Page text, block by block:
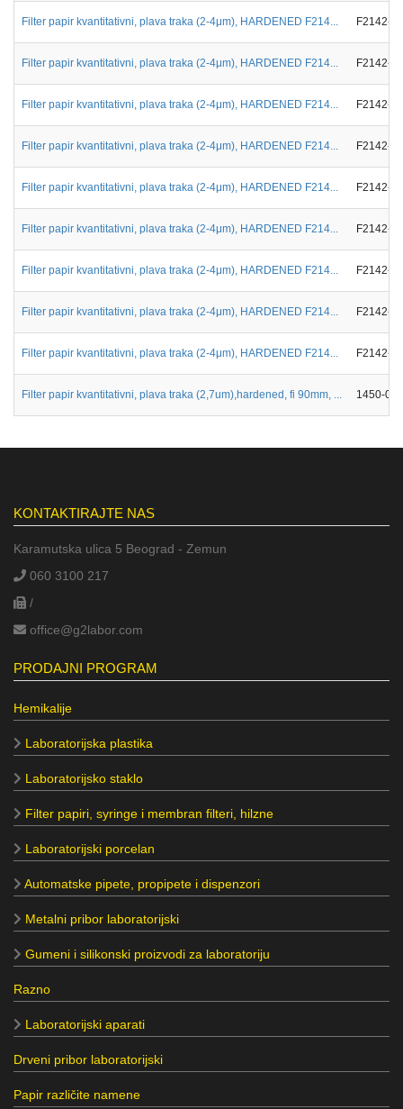
Filter papir kvantitativni, plava traka (2-4μm), HARDENED F214... F2142-
Filter papir kvantitativni, plava traka (2-4μm), HARDENED F214... F2142-
Filter papir kvantitativni, plava traka (2-4μm), HARDENED F214... F2142-
Filter papir kvantitativni, plava traka (2-4μm), HARDENED F214... F2142-
Filter papir kvantitativni, plava traka (2-4μm), HARDENED F214... F2142-
Filter papir kvantitativni, plava traka (2-4μm), HARDENED F214... F2142-
Filter papir kvantitativni, plava traka (2-4μm), HARDENED F214... F2142-
Filter papir kvantitativni, plava traka (2-4μm), HARDENED F214... F2142-
Filter papir kvantitativni, plava traka (2-4μm), HARDENED F214... F2142-
Filter papir kvantitativni, plava traka (2,7um),hardened, fi 90mm, ... 1450-090
KONTAKTIRAJTE NAS
Karamutska ulica 5 Beograd - Zemun
060 3100 217
/
office@g2labor.com
PRODAJNI PROGRAM
Hemikalije
Laboratorijska plastika
Laboratorijsko staklo
Filter papiri, syringe i membran filteri, hilzne
Laboratorijski porcelan
Automatske pipete, propipete i dispenzori
Metalni pribor laboratorijski
Gumeni i silikonski proizvodi za laboratoriju
Razno
Laboratorijski aparati
Drveni pribor laboratorijski
Papir različite namene